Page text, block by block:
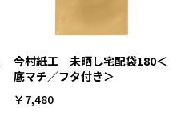
今村紙工 未晒し宅配袋180＜
底マチ／フタ付き＞
￥7,480